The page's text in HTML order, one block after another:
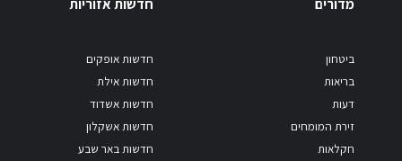
ביטחון
בריאות
דעות
זירת המומחים
חקלאות
חדשות אופקים
חדשות אילת
חדשות אשדוד
חדשות אשקלון
חדשות באר שבע